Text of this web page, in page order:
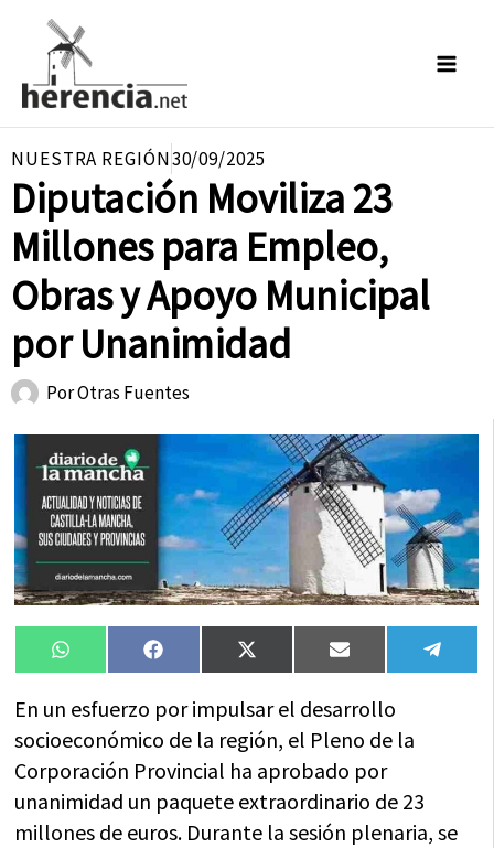
contenido
NUESTRA REGIÓN30/09/2025
Diputación Moviliza 23
Millones para Empleo,
Obras y Apoyo Municipal
por Unanimidad
PorOtras Fuentes
Compartir
en
WhatsAppCompartir
en
FacebookCompartir
en
X
(Twitter)
Compartir
en
Email
en
En un esfuerzo por impulsar el desarrollo
socioeconómico de la región, el Pleno de la
Corporación Provincial ha aprobado por
unanimidad un paquete extraordinario de 23
millones de euros. Durante la sesión plenaria, se